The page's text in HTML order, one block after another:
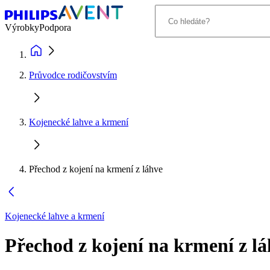
VýrobkyPodpora
Průvodce rodičovstvím
Kojenecké lahve a krmení
Přechod z kojení na krmení z láhve
Kojenecké lahve a krmení
Přechod z kojení na krmení z